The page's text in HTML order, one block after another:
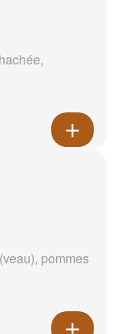
pommes